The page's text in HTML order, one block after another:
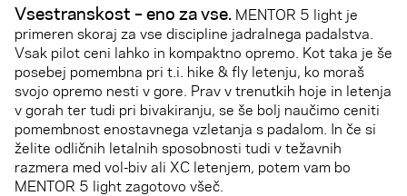
Vsestranskost – eno za vse. MENTOR 5 light je
primeren skoraj za vse discipline jadralnega padalstva.
Vsak pilot ceni lahko in kompaktno opremo. Kot taka je še
posebej pomembna pri t.i. hike & fly letenju, ko moraš
svojo opremo nesti v gore. Prav v trenutkih hoje in letenja
v gorah ter tudi pri bivakiranju, se še bolj naučimo ceniti
pomembnost enostavnega vzletanja s padalom. In če si
želite odličnih letalnih sposobnosti tudi v težavnih
razmera med vol-biv ali XC letenjem, potem vam bo
MENTOR 5 light zagotovo všeč.